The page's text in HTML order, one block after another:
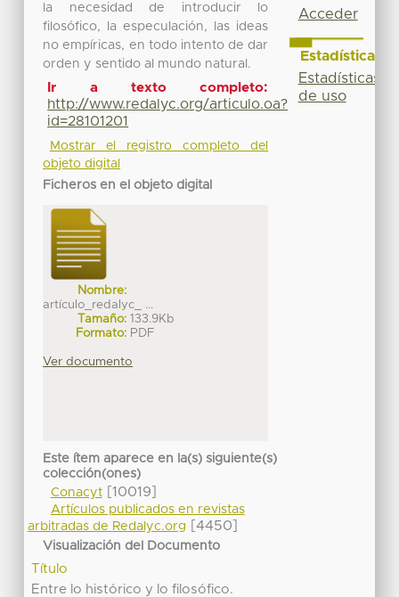
la necesidad de introducir lo
filosófico, la especulación, las ideas
no empíricas, en todo intento de dar
orden y sentido al mundo natural.
Ir a texto completo:
http://www.redalyc.org/articulo.oa?
id=28101201
Mostrar el registro completo del
objeto digital
Ficheros en el objeto digital
Nombre:
artículo_redalyc_ ...
Tamaño: 133.9Kb
Formato: PDF
Ver documento
Este ítem aparece en la(s) siguiente(s)
colección(ones)
Conacyt[10019]
Artículos publicados en revistas
arbitradas de Redalyc.org
[4450]
Visualización del Documento
Título
Entre lo histórico y lo filosófico.
Acceder
Estadísticas
Estadísticas
de uso